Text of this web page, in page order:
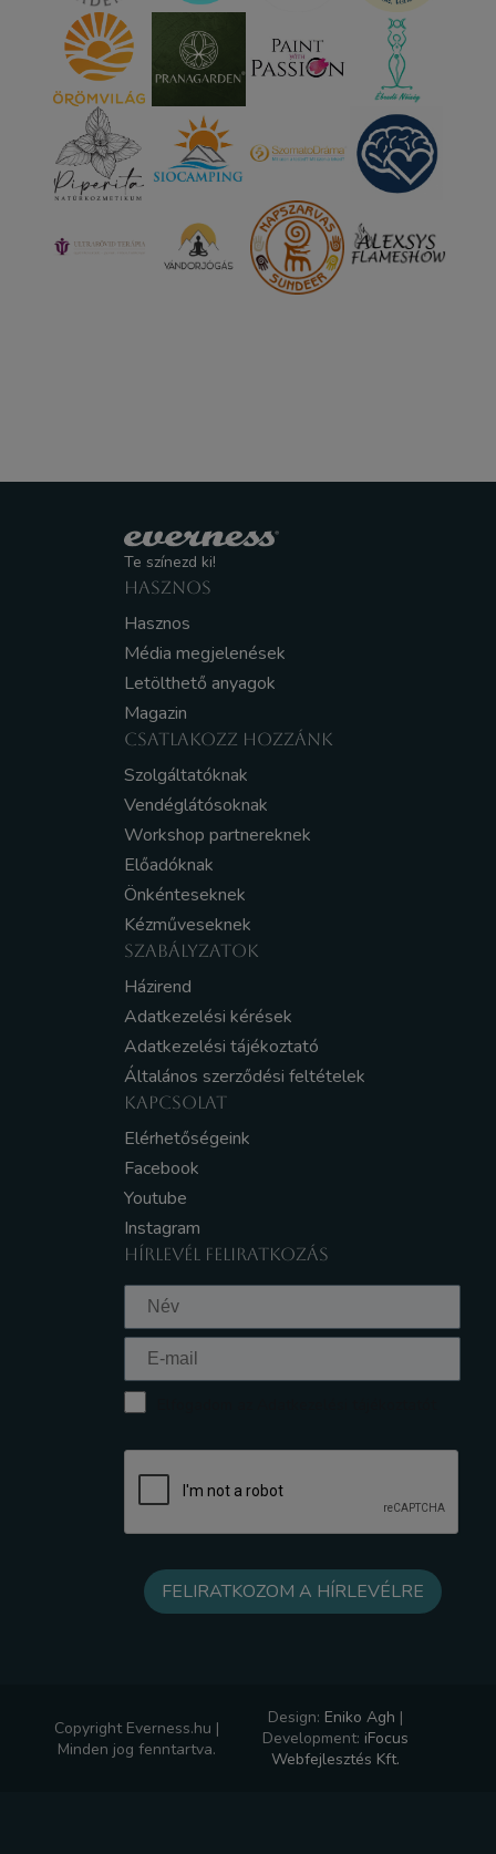
Te színezd ki!
HASZNOS
Hasznos
Média megjelenések
Letölthető anyagok
Magazin
CSATLAKOZZ HOZZÁNK
Szolgáltatóknak
Vendéglátósoknak
Workshop partnereknek
Előadóknak
Önkénteseknek
Kézműveseknek
SZABÁLYZATOK
Házirend
Adatkezelési kérések
Adatkezelési tájékoztató
Általános szerződési feltételek
KAPCSOLAT
Elérhetőségeink
Facebook
Youtube
Instagram
HÍRLEVÉL FELIRATKOZÁS
Copyright Everness.hu |
Minden jog fenntartva.
Design: Eniko Agh |
Development: iFocus
Webfejlesztés Kft.